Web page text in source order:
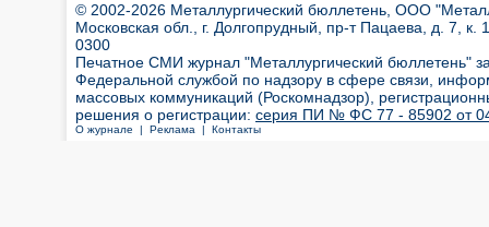
© 2002-2026 Металлургический бюллетень, ООО
Московская обл., г. Долгопрудный, пр-т Пацаева, д. 7,
0300
Печатное СМИ журнал "Металлургический бюллетень"
Федеральной службой по надзору в сфере связи,
массовых коммуникаций (Роскомнадзор),
решения о регистрации: серия ПИ № ФС 77 - 85902 от 04
О журнале | Реклама | Контакты